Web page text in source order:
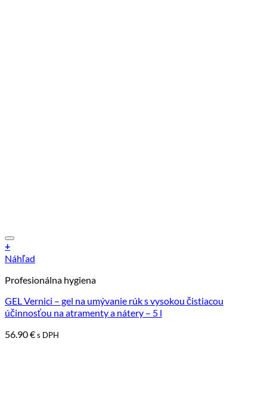
+
Náhľad
Profesionálna hygiena
GEL Vernici – gel na umývanie rúk s vysokou čistiacou
účinnosťou na atramenty a nátery – 5 l
56.90€s DPH